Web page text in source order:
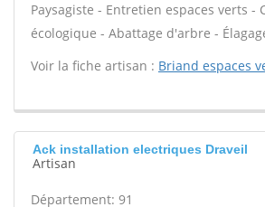
Paysagiste - Entretien espaces verts -
écologique - Abattage d'arbre -
Voir la fiche artisan : Briand espaces
Ack installation electriques Draveil
Artisan
Département: 91